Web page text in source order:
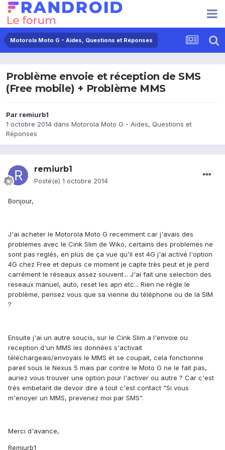
Motorola Moto G - Aides, Questions et Réponses
Problème envoie et réception de SMS
(Free mobile) + Problème MMS
Par remiurb1
1 octobre 2014 dans Motorola Moto G - Aides, Questions et
Réponses
remiurb1
Posté(e) 1 octobre 2014
Bonjour,
J'ai acheter le Motorola Moto G recemment car j'avais des
problemes avec le Cink Slim de Wiko, certains des problemes ne
sont pas reglés, en plus de ça vue qu'il est 4G j'ai activé l'option
4G chez Free et depuis ce moment je capte très peut et je perd
carrément le réseaux assez souvent... J'ai fait une selection des
reseaux manuel, auto, reset les apn etc... Rien ne règle le
problème, pensez vous que sa vienne du téléphone ou de la SIM
?
Ensuite j'ai un autre soucis, sur le Cink Slim a l'envoie ou
reception d'un MMS les données s'activait
téléchargeais/envoyais le MMS et se coupait, cela fonctionne
pareil sous le Nexus 5 mais par contre le Moto G ne le fait pas,
auriez vous trouver une option pour l'activer ou autre ? Car c'est
très embetant de devoir dire a tout c'est contact "Si vous
m'enoyer un MMS, prevenez moi par SMS".
Merci d'avance,
Remiurb1